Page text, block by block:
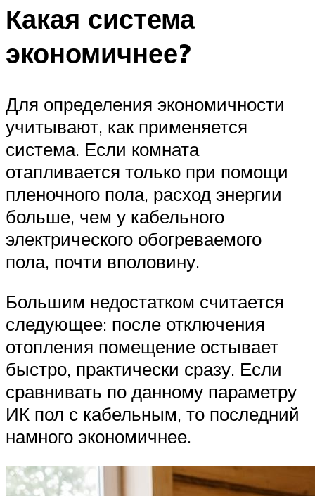
Какая система
экономичнее?
Для определения экономичности
учитывают, как применяется
система. Если комната
отапливается только при помощи
пленочного пола, расход энергии
больше, чем у кабельного
электрического обогреваемого
пола, почти вполовину.
Большим недостатком считается
следующее: после отключения
отопления помещение остывает
быстро, практически сразу. Если
сравнивать по данному параметру
ИК пол с кабельным, то последний
намного экономичнее.